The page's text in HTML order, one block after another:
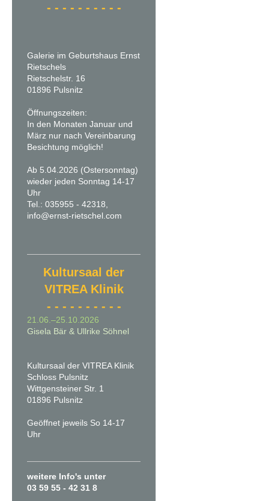
- - - - - - - - - -
Galerie im Geburtshaus Ernst
Rietschels
Rietschelstr. 16
01896 Pulsnitz
Öffnungszeiten:
In den Monaten Januar und
März nur nach Vereinbarung
Besichtung möglich!
Ab 5.04.2026 (Ostersonntag)
wieder jeden Sonntag 14-17
Uhr
Tel.: 035955 - 42318,
info@ernst-rietschel.com
Kultursaal der
VITREA Klinik
- - - - - - - - - -
21.06.–25.10.2026
Gisela Bär & Ullrike Söhnel
Kultursaal der VITREA Klinik
Schloss Pulsnitz
Wittgensteiner Str. 1
01896 Pulsnitz
Geöffnet jeweils So 14-17
Uhr
weitere Info's unter
03 59 55 - 42 31 8